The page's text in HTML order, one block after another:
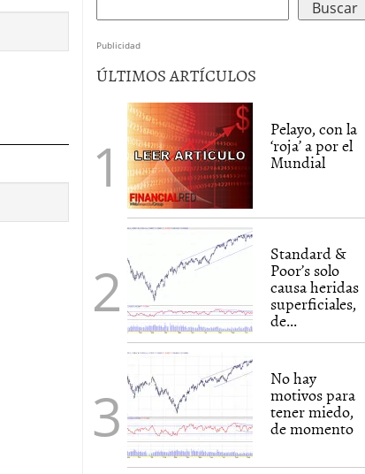
Publicidad
ÚLTIMOS ARTÍCULOS
Pelayo, con la
‘roja’ a por el
Mundial
Standard &
Poor’s solo
causa heridas
superficiales,
de...
No hay
motivos para
tener miedo,
de momento